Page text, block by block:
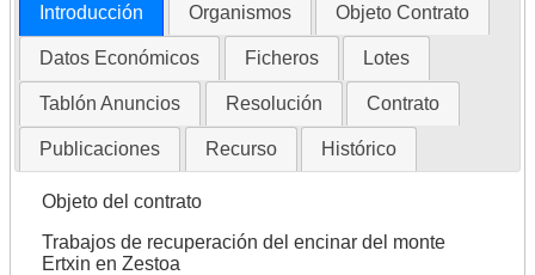
Introducción Organismos Objeto Contrato
Datos Económicos Ficheros Lotes
Tablón Anuncios Resolución Contrato
Publicaciones Recurso Histórico
Objeto del contrato
Trabajos de recuperación del encinar del monte
Ertxin en Zestoa